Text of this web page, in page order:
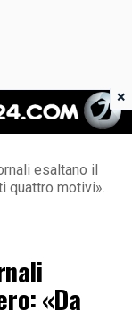
esaltano il
quattro motivi».
«Da
×